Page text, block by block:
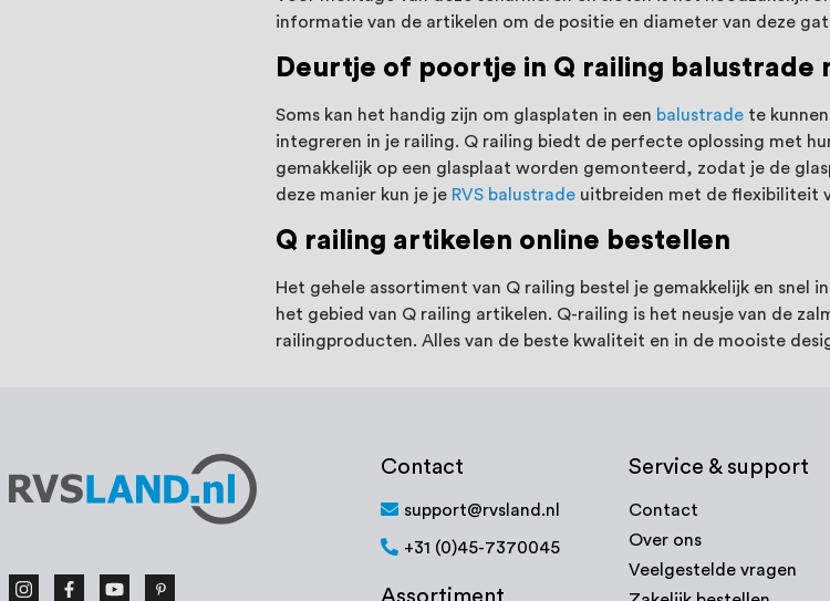
informatie van de artikelen om de positie en diameter van deze
Deurtje of poortje in Q railing balustrade
Soms kan het handig zijn om glasplaten in een balustrade te
integreren in je railing. Q railing biedt de perfecte oplossing met
gemakkelijk op een glasplaat worden gemonteerd, zodat je de
deze manier kun je je RVS balustrade uitbreiden met de flexibiliteit
Q railing artikelen online bestellen
Het gehele assortiment van Q railing bestel je gemakkelijk en snel
het gebied van Q railing artikelen. Q-railing is het neusje van de
railingproducten. Alles van de beste kwaliteit en in de mooiste
Contact
support@rvsland.nl
+31 (0)45-7370045
Service & support
Contact
Over ons
Veelgestelde vragen